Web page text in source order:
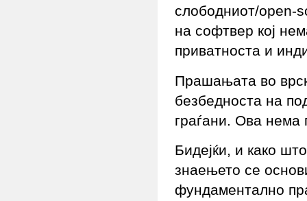
слободниот/open-
на софтвер кој
приватноста и
Прашањата во
безбедноста на
граѓани. Ова нема
Бидејќи, и како
знаењето се
фундаментално